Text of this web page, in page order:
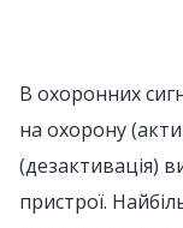
В охоронних
на охорону
(дезактивація)
пристрої.